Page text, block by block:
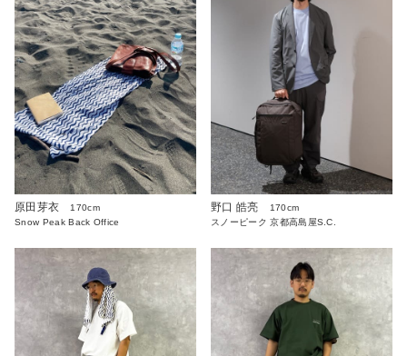
原田芽衣
170cm
Snow Peak Back Office
野口 皓亮
170cm
スノーピーク 京都高島屋S.C.